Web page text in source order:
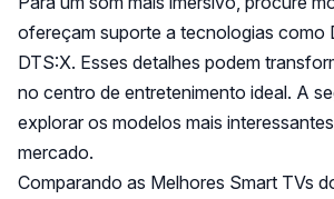
ofereçam suporte a tecnologias como
DTS:X. Esses detalhes podem
no centro de entretenimento ideal. A
explorar os modelos mais
mercado.
Comparando as Melhores Smart TVs